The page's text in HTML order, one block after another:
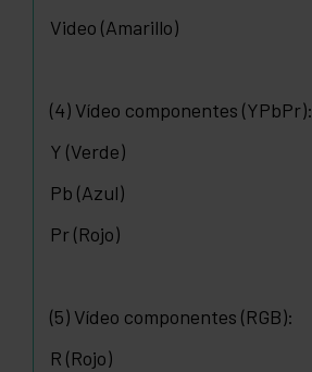
Video (Amarillo)
(4) Vídeo componentes (YPbPr):
Y (Verde)
Pb (Azul)
Pr (Rojo)
(5) Vídeo componentes (RGB):
R (Rojo)